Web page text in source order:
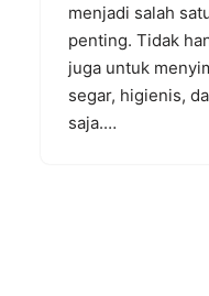
menjadi salah
penting. Tidak
juga untuk
segar, higienis,
saja.…